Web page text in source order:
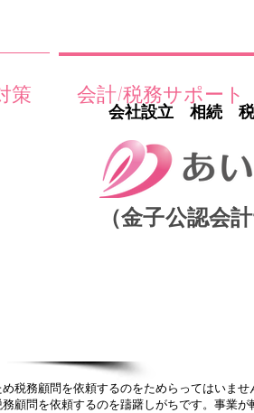
策 会計/税務サポート
会社設立 相続 税
（金子公認会
税務顧問を依頼するのをためらってはいませ
顧問を依頼するのを躊躇しがちです。事業